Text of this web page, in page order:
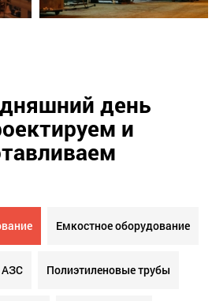
день
и
Емкостное оборудование
АЗС Полиэтиленовые трубы